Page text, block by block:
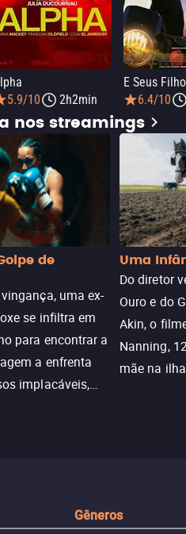
5.9/10
2h2min
6.4/10
nos streamings
de
uma ex-
se infiltra em
para encontrar a
a enfrenta
implacáveis,
Uma
Do diretor
Ouro e do
Akin, o
Nanning,
mãe na
Gêneros